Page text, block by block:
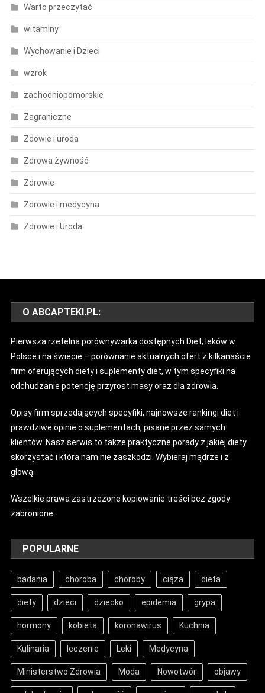
Warto przeczytać
witaminy
Wychowanie i Dzieci
wzrok
zachodniopomorskie
Zagraniczne
Zdowie i uroda
Zdrowa żywność
Zdrowie
Zdrowie i medycyna
Zdrowie i Uroda
O ABCAPTEKI.PL:
Pierwsza rzetelna porównywarka dostępnych Diet, leków w
Polsce i na świecie – porównanie aktualnych ofert z kilkanaście
firm oferujących diety i suplementy diet, w tym specyfiki na
odchudzanie potencję przyrost masy oraz dla zdrowia.
Opisy firm sprzedających specyfiki, najnowsze rankingi diet i
prawdziwe opinie o suplementach, pisane przez samych
klientów. Nasz serwis to także praktyczne porady z jakiej diety
skorzystać i która nam nie zaszkodzi. Wybieraj mądrze i z
głową.
Wszelkie prawa zastrzeżone kopiowanie treści bez zgody
zabronione.
POPULARNE
badania choroba choroby ciąża dieta
diety dzieci dziecko epidemia grypa
hormony kobieta koronawirus Kuchnia
Kulinaria leczenie Leki Medycyna
Ministerstwo Zdrowia Moda Nowotwór objawy